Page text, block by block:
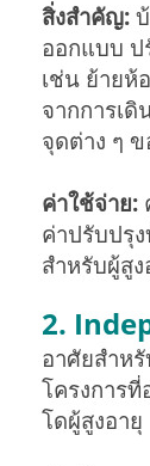
สิ่งสำคัญ:
ออกแบบ ป
เช่น ย้ายห้
จากการเ
จุดต่าง ๆ
ค่าใช้จ่าย:
ค่าปรับปรุ
สำหรับผู้สู
2.
อาศัยสำห
โครงการ
โดผู้สูงอายุ